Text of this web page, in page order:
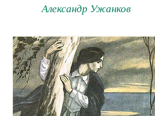
Александр Ужанков